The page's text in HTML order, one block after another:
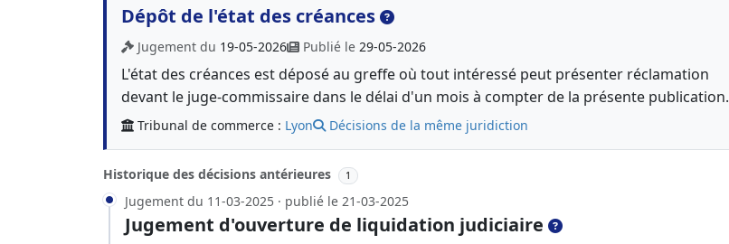
Dépôt de l'état des créances
Jugement du 19-05-2026 Publié le 29-05-2026
L'état des créances est déposé au greffe où tout intéressé peut présenter réclamation
devant le juge-commissaire dans le délai d'un mois à compter de la présente publication.
Tribunal de commerce : Lyon Décisions de la même juridiction
Historique des décisions antérieures 1
Jugement du 11-03-2025 · publié le 21-03-2025
Jugement d'ouverture de liquidation judiciaire